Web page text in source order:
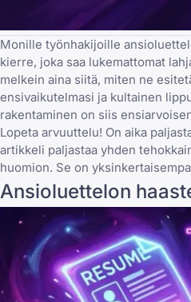
Monille työnhakijoille
kierre, joka saa lukemattomat
melkein aina siitä, miten ne
ensivaikutelmasi ja kultainen
rakentaminen on siis
Lopeta arvuuttelu! On aika
artikkeli paljastaa yhden
huomion. Se on
Ansioluettelon